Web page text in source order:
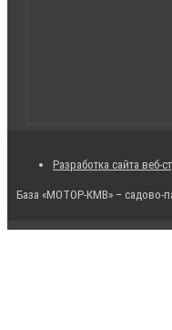
Разработка сайта веб-
База «МОТОР-КМВ» – садово-